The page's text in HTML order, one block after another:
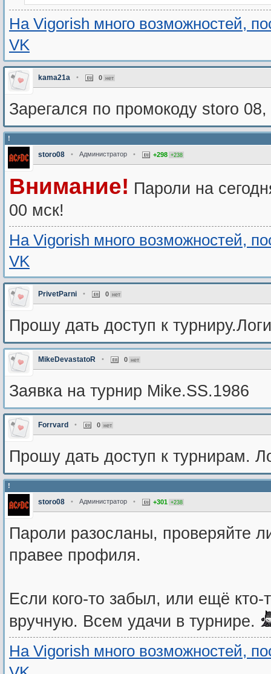
На Vigorish много возможностей,
VK
kama21a • 0 нет
Зарегался по промокоду storo
!
storo08 • Администратор • +298 +238
Внимание! Пароли на
00 мск!
На Vigorish много возможностей,
VK
PrivetParni • 0 нет
Прошу дать доступ к
MikeDevastatoR • 0 нет
Заявка на турнир Mike.SS.1986
Forrvard • 0 нет
Прошу дать доступ к турнирам.
!
storo08 • Администратор • +301 +238
Пароли разосланы, проверяйте
правее профиля.
Если кого-то забыл, или ещё кто-
вручную. Всем удачи в турнире.
На Vigorish много возможностей,